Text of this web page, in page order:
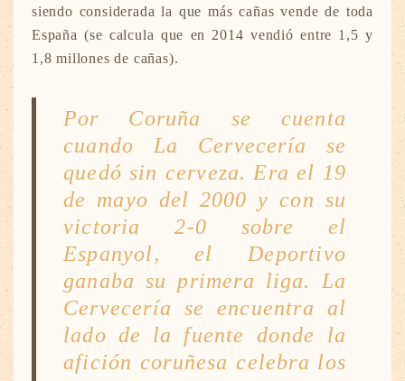
siendo considerada la que más cañas vende de toda
España (se calcula que en 2014 vendió entre 1,5 y
1,8 millones de cañas).
Por Coruña se cuenta
cuando La Cervecería se
quedó sin cerveza. Era el 19
de mayo del 2000 y con su
victoria 2-0 sobre el
Espanyol, el Deportivo
ganaba su primera liga. La
Cervecería se encuentra al
lado de la fuente donde la
afición coruñesa celebra los